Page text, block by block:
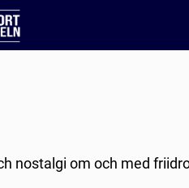
nostalgi om och med